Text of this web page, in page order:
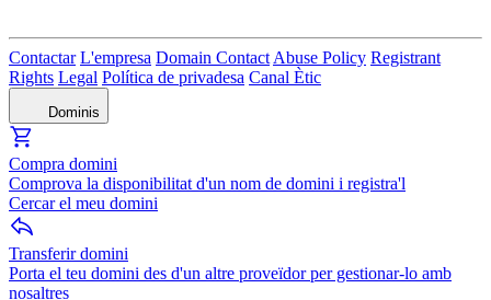
Contactar L'empresa Domain Contact Abuse Policy Registrant
Rights Legal Política de privadesa Canal Ètic
Dominis
Compra domini
Comprova la disponibilitat d'un nom de domini i registra'l
Cercar el meu domini
Transferir domini
Porta el teu domini des d'un altre proveïdor per gestionar-lo amb
nosaltres